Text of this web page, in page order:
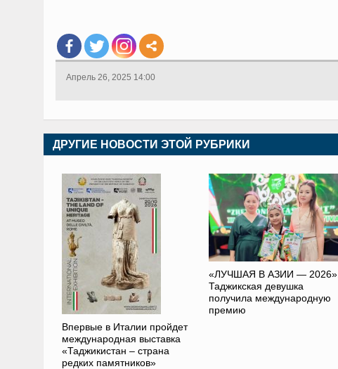
Апрель 26, 2025 14:00
ДРУГИЕ НОВОСТИ ЭТОЙ РУБРИКИ
Впервые в Италии пройдет
международная выставка
«Таджикистан – страна
редких памятников»
«ЛУЧШАЯ В АЗИИ — 2026».
Таджикская девушка
получила международную
премию